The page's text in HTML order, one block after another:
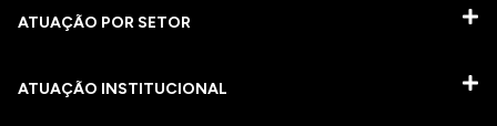
ATUAÇÃO POR SETOR
ATUAÇÃO INSTITUCIONAL